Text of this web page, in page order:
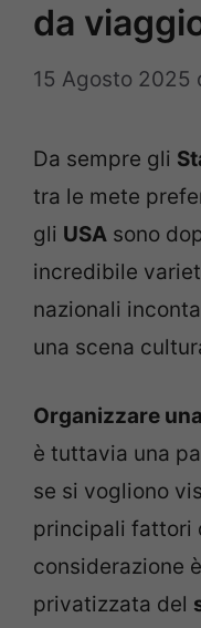
da
15 Agosto 2025
Da sempre gli
tra le mete
gli USA sono
incredibile
nazionali
una scena
Organizzare
è tuttavia una
se si vogliono
principali fattori
considerazione
privatizzata del